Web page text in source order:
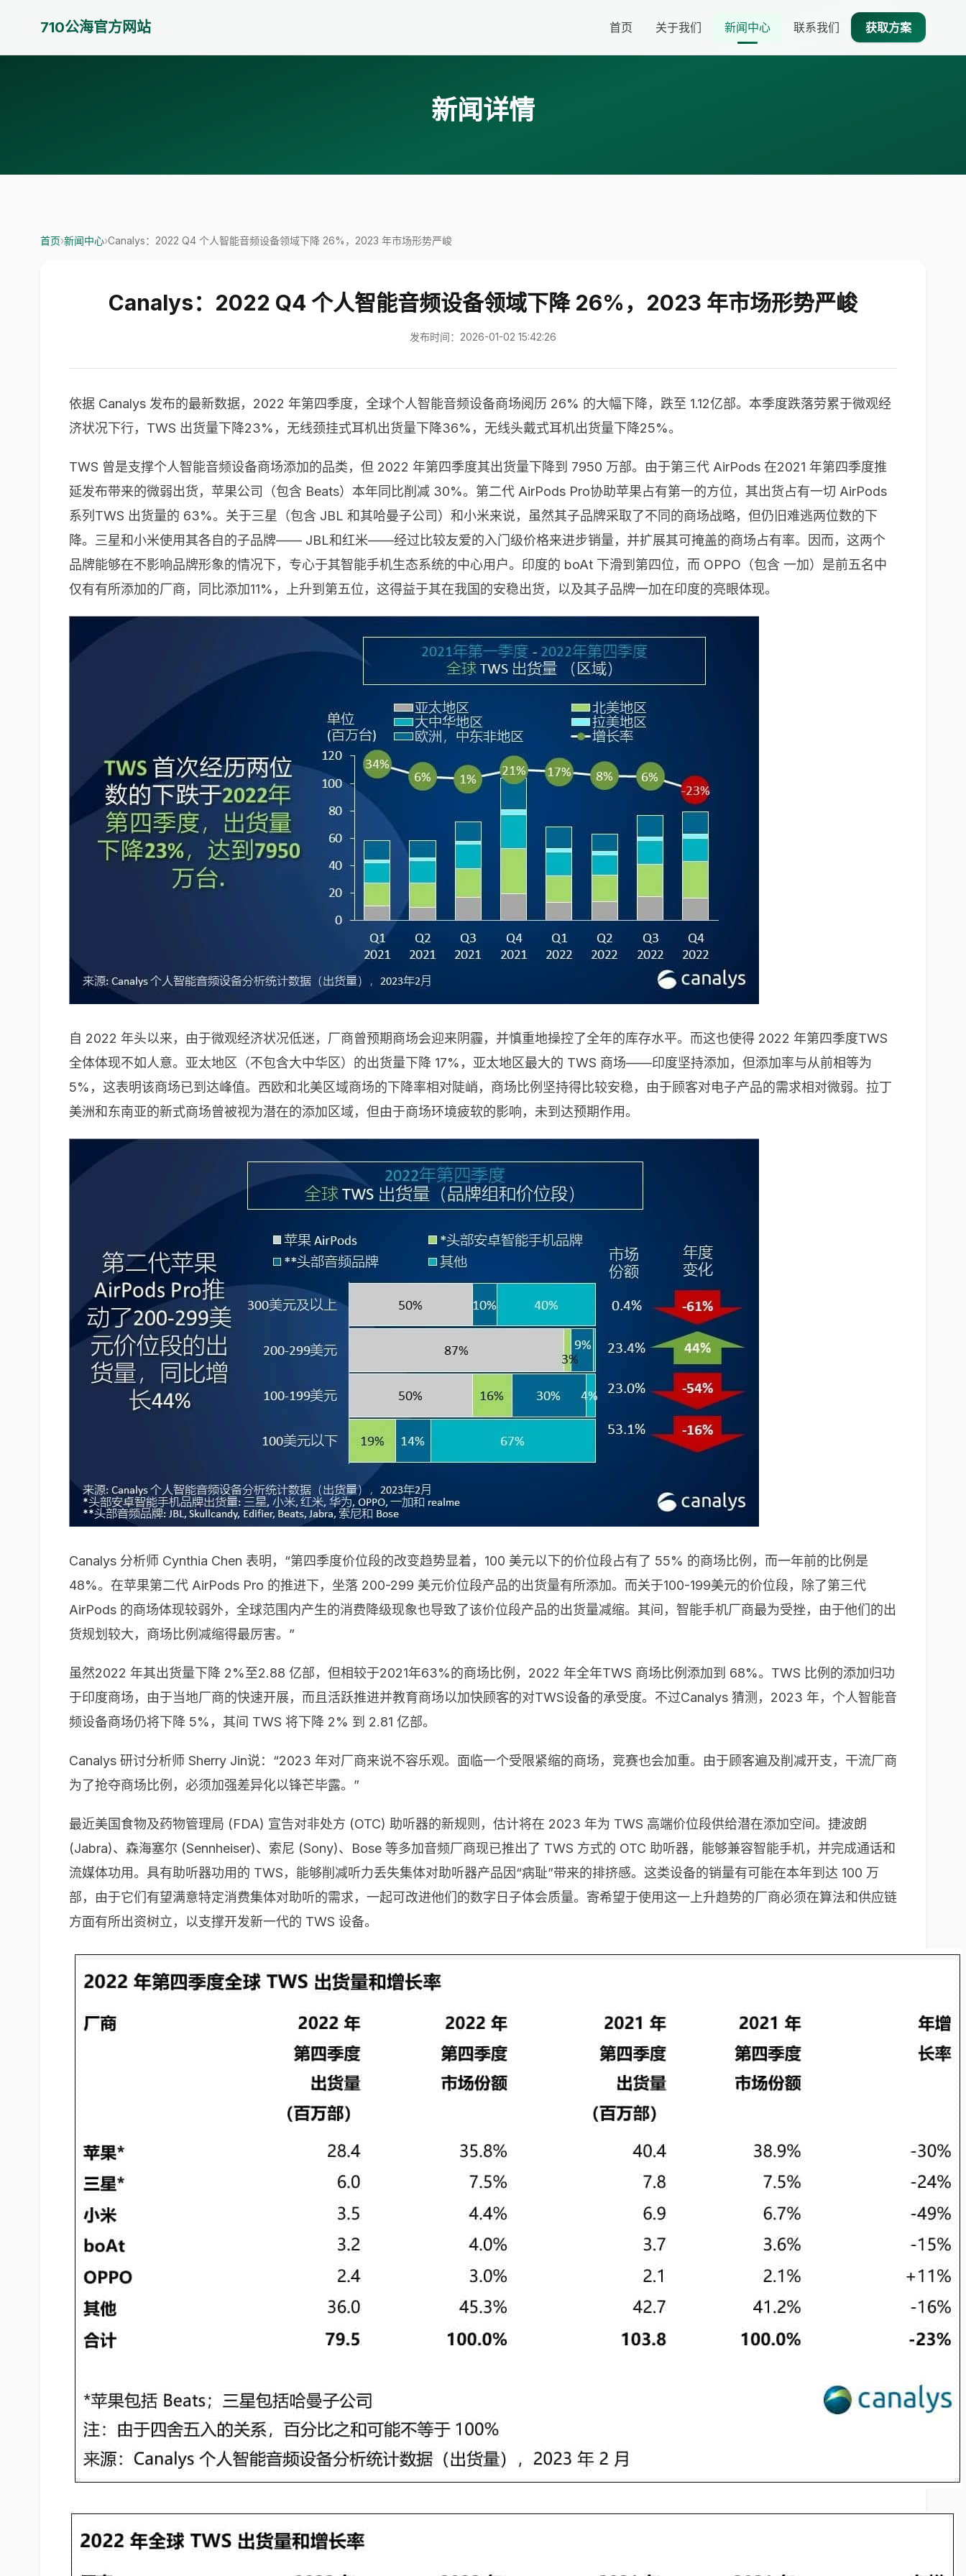
710公海官方网站 首页 关于我们 新闻中心 联系我们 获取方案
新闻详情
首页›新闻中心›Canalys：2022 Q4 个人智能音频设备领域下降 26%，2023 年市场形势严峻
Canalys：2022 Q4 个人智能音频设备领域下降 26%，2023 年市场形势严峻
发布时间：2026-01-02 15:42:26
依据 Canalys 发布的最新数据，2022 年第四季度，全球个人智能音频设备商场阅历 26% 的大幅下降，跌至 1.12亿部。本季度跌落劳累于微观经
济状况下行，TWS 出货量下降23%，无线颈挂式耳机出货量下降36%，无线头戴式耳机出货量下降25%。
TWS 曾是支撑个人智能音频设备商场添加的品类，但 2022 年第四季度其出货量下降到 7950 万部。由于第三代 AirPods 在2021 年第四季度推
延发布带来的微弱出货，苹果公司（包含 Beats）本年同比削减 30%。第二代 AirPods Pro协助苹果占有第一的方位，其出货占有一切 AirPods
系列TWS 出货量的 63%。关于三星（包含 JBL 和其哈曼子公司）和小米来说，虽然其子品牌采取了不同的商场战略，但仍旧难逃两位数的下
降。三星和小米使用其各自的子品牌—— JBL和红米——经过比较友爱的入门级价格来进步销量，并扩展其可掩盖的商场占有率。因而，这两个
品牌能够在不影响品牌形象的情况下，专心于其智能手机生态系统的中心用户。印度的 boAt 下滑到第四位，而 OPPO（包含 一加）是前五名中
仅有有所添加的厂商，同比添加11%，上升到第五位，这得益于其在我国的安稳出货，以及其子品牌一加在印度的亮眼体现。
自 2022 年头以来，由于微观经济状况低迷，厂商曾预期商场会迎来阴霾，并慎重地操控了全年的库存水平。而这也使得 2022 年第四季度TWS
全体体现不如人意。亚太地区（不包含大中华区）的出货量下降 17%，亚太地区最大的 TWS 商场——印度坚持添加，但添加率与从前相等为
5%，这表明该商场已到达峰值。西欧和北美区域商场的下降率相对陡峭，商场比例坚持得比较安稳，由于顾客对电子产品的需求相对微弱。拉丁
美洲和东南亚的新式商场曾被视为潜在的添加区域，但由于商场环境疲软的影响，未到达预期作用。
Canalys 分析师 Cynthia Chen 表明，“第四季度价位段的改变趋势显着，100 美元以下的价位段占有了 55% 的商场比例，而一年前的比例是
48%。在苹果第二代 AirPods Pro 的推进下，坐落 200-299 美元价位段产品的出货量有所添加。而关于100-199美元的价位段，除了第三代
AirPods 的商场体现较弱外，全球范围内产生的消费降级现象也导致了该价位段产品的出货量减缩。其间，智能手机厂商最为受挫，由于他们的出
货规划较大，商场比例减缩得最厉害。”
虽然2022 年其出货量下降 2%至2.88 亿部，但相较于2021年63%的商场比例，2022 年全年TWS 商场比例添加到 68%。TWS 比例的添加归功
于印度商场，由于当地厂商的快速开展，而且活跃推进并教育商场以加快顾客的对TWS设备的承受度。不过Canalys 猜测，2023 年，个人智能音
频设备商场仍将下降 5%，其间 TWS 将下降 2% 到 2.81 亿部。
Canalys 研讨分析师 Sherry Jin说：“2023 年对厂商来说不容乐观。面临一个受限紧缩的商场，竞赛也会加重。由于顾客遍及削减开支，干流厂商
为了抢夺商场比例，必须加强差异化以锋芒毕露。”
最近美国食物及药物管理局 (FDA) 宣告对非处方 (OTC) 助听器的新规则，估计将在 2023 年为 TWS 高端价位段供给潜在添加空间。捷波朗
(Jabra)、森海塞尔 (Sennheiser)、索尼 (Sony)、Bose 等多加音频厂商现已推出了 TWS 方式的 OTC 助听器，能够兼容智能手机，并完成通话和
流媒体功用。具有助听器功用的 TWS，能够削减听力丢失集体对助听器产品因“病耻”带来的排挤感。这类设备的销量有可能在本年到达 100 万
部，由于它们有望满意特定消费集体对助听的需求，一起可改进他们的数字日子体会质量。寄希望于使用这一上升趋势的厂商必须在算法和供应链
方面有所出资树立，以支撑开发新一代的 TWS 设备。